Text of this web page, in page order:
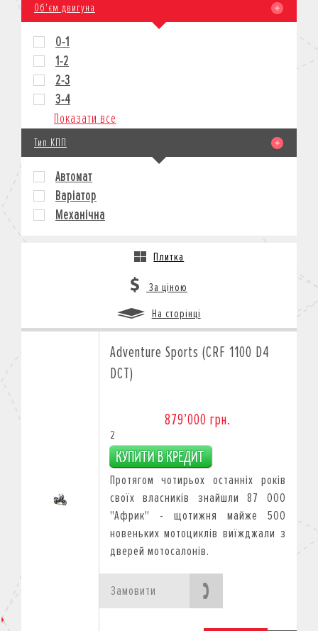
Об'єм двигуна
0-1
1-2
2-3
3-4
Показати все
Тип КПП
Автомат
Варіатор
Механічна
Плитка
За ціною
На сторінці
Adventure Sports (CRF 1100 D4
DCT)
879’000 грн.
2
Протягом чотирьох останніх років
своїх власників знайшли 87 000
"Африк" - щотижня майже 500
новеньких мотоциклів виїжджали з
дверей мотосалонів.
Замовити